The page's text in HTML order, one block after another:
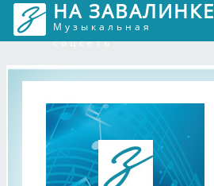
НА ЗАВАЛИНКЕ
Музыкальная
соцсеть